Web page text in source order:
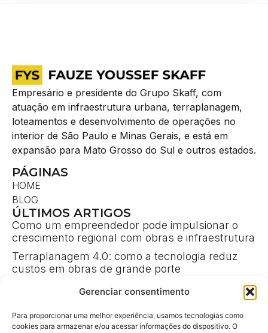
Gerenciar consentimento
Para proporcionar uma melhor experiência, usamos tecnologias como
cookies para armazenar e/ou acessar informações do dispositivo. O
Empresário e presidente do Grupo Skaff, com
atuação em infraestrutura urbana, terraplanagem,
loteamentos e desenvolvimento de operações no
interior de São Paulo e Minas Gerais, e está em
expansão para Mato Grosso do Sul e outros estados.
PÁGINAS
HOME
BLOG
ÚLTIMOS ARTIGOS
Como um empreendedor pode impulsionar o
crescimento regional com obras e infraestrutura
Terraplanagem 4.0: como a tecnologia reduz
custos em obras de grande porte
Liderança e gestão de crises em grandes
operações de engenharia
CONTATO
/in/fauze-youssef-skaff/